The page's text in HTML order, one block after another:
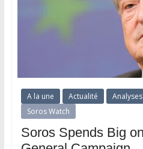
A la une Actualité Analyses
Soros Watch
Soros Spends Big